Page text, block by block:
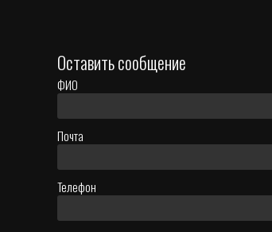
Оставить сообщение
ФИО
Почта
Телефон